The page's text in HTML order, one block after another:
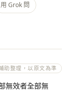
用 Grok 問
助整理，以原文為準
無效者全部無